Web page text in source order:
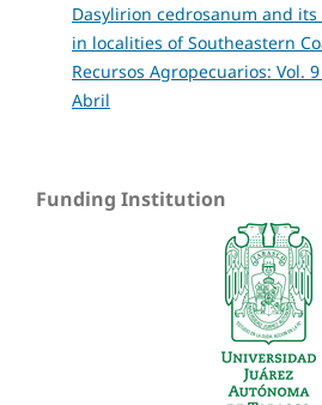
Dasylirion cedrosanum and
in localities of Southeastern
Recursos Agropecuarios: Vol.
Abril
Funding Institution